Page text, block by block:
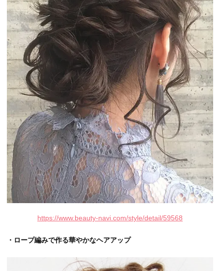
https://www.beauty-navi.com/style/detail/59568
・ロープ編みで作る華やかなヘアアップ